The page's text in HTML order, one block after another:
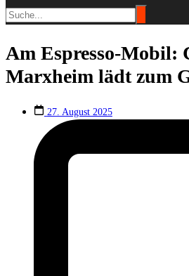
Am Espresso-Mobil:
Marxheim lädt zum
27. August 2025